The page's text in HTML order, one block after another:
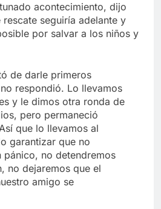
acontecimiento, dijo
seguiría adelante y
por salvar a los niños y
de darle primeros
respondió. Lo llevamos
y le dimos otra ronda de
pero permaneció
que lo llevamos al
garantizar que no
pánico, no detendremos
no dejaremos que el
amigo se